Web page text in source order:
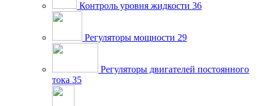
Контроль уровня жидкости 36
Регуляторы мощности 29
Регуляторы двигателей постоянного
тока 35